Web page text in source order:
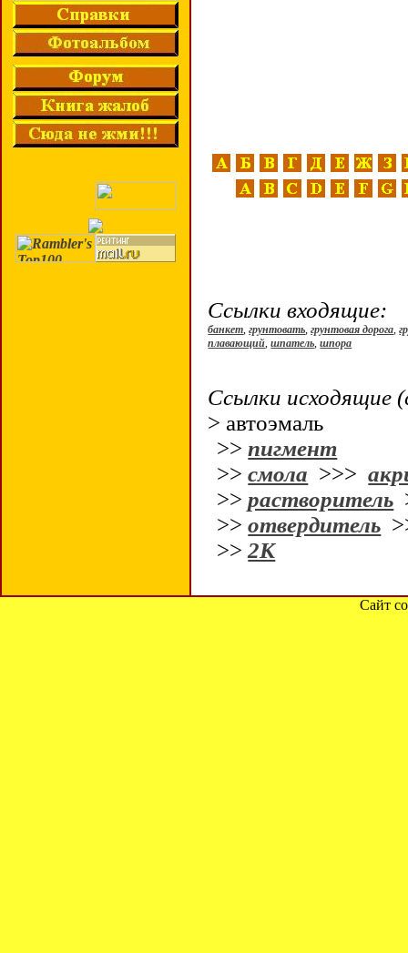
Ссылки входящие:
банкет,грунтовать,грунтовая дорога,
плавающий,шпатель,шпора
Ссылки исходящие
> автоэмаль
>>пигмент
>>смола >>>
>>растворитель
>>отвердитель
>>2К
Сайт